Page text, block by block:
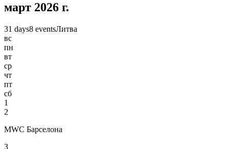
март 2026 г.
31 days8 eventsЛитва
вс
пн
вт
ср
чт
пт
сб
1
2
MWC Барселона
3